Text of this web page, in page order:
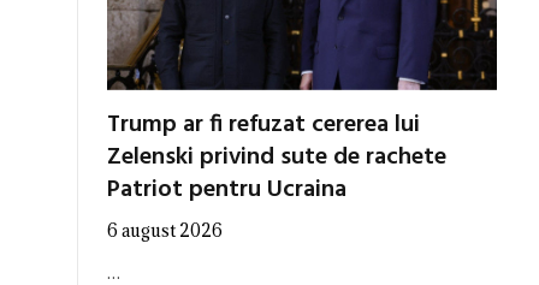
Trump ar fi refuzat cererea lui
Zelenski privind sute de rachete
Patriot pentru Ucraina
6 august 2026
…